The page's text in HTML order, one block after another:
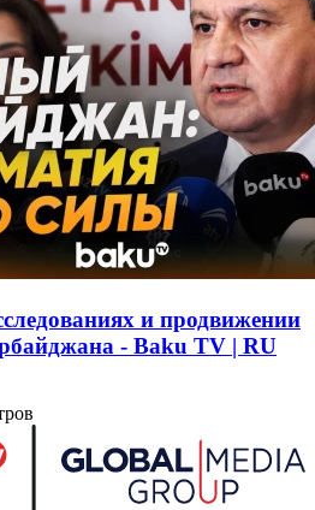
и продвижении
- Baku TV | RU